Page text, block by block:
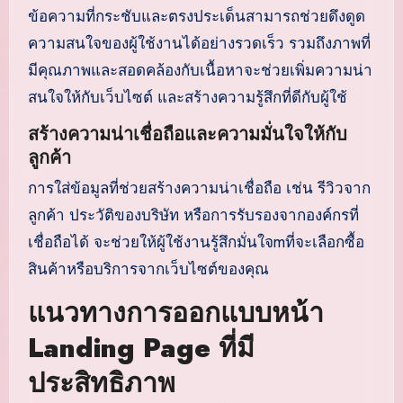
ข้อความที่กระชับและตรงประเด็นสามารถช่วยดึงดูด
ความสนใจของผู้ใช้งานได้อย่างรวดเร็ว รวมถึงภาพที่
มีคุณภาพและสอดคล้องกับเนื้อหาจะช่วยเพิ่มความน่า
สนใจให้กับเว็บไซต์ และสร้างความรู้สึกที่ดีกับผู้ใช้
สร้างความน่าเชื่อถือและความมั่นใจให้กับ
ลูกค้า
การใส่ข้อมูลที่ช่วยสร้างความน่าเชื่อถือ เช่น รีวิวจาก
ลูกค้า ประวัติของบริษัท หรือการรับรองจากองค์กรที่
เชื่อถือได้ จะช่วยให้ผู้ใช้งานรู้สึกมั่นใจmที่จะเลือกซื้อ
สินค้าหรือบริการจากเว็บไซต์ของคุณ
แนวทางการออกแบบหน้า
Landing Page ที่มี
ประสิทธิภาพ